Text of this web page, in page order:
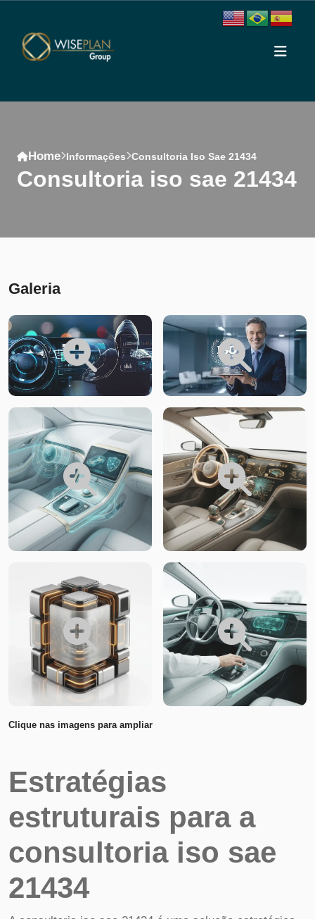
Home Informações Consultoria Iso Sae 21434
consultoria iso sae 21434
Galeria
Clique nas imagens para ampliar
Estratégias
estruturais para a
consultoria iso sae
21434